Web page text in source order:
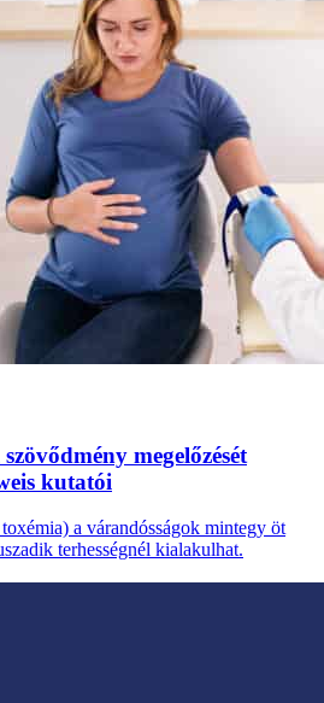
megelőzését
kutatói
a várandósságok mintegy öt
terhességnél kialakulhat.